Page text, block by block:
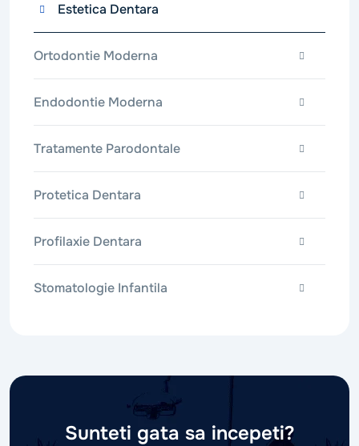
Estetica Dentara
Ortodontie Moderna
Endodontie Moderna
Tratamente Parodontale
Protetica Dentara
Profilaxie Dentara
Stomatologie Infantila
Sunteti gata sa incepeti?